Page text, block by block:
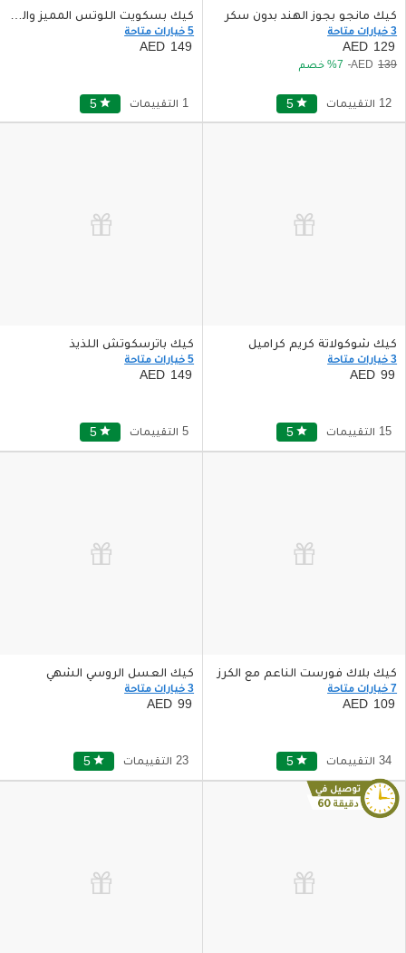
كيك مانجو بجوز الهند بدون سكر
3 خيارات متاحة
129
139
7 خصم
5 star 12 التقييمات
كيك بسكويت اللوتس المميز والشهي
5 خيارات متاحة
149
5 star 1 التقييمات
كيك شوكولاتة كريم كراميل
3 خيارات متاحة
99
5 star 15 التقييمات
كيك باترسكوتش اللذيذ
5 خيارات متاحة
149
5 star 5 التقييمات
كيك بلاك فورست الناعم مع الكرز
7 خيارات متاحة
109
5 star 34 التقييمات
كيك العسل الروسي الشهي
3 خيارات متاحة
99
5 star 23 التقييمات